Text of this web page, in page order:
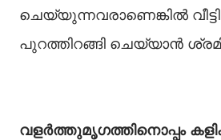
ചെയ്യുന്നവരാണെങ്കിൽ
പുറത്തിറങ്ങി ചെയ്യാൻ
വളർത്തുമൃഗത്തിനൊപ്പം